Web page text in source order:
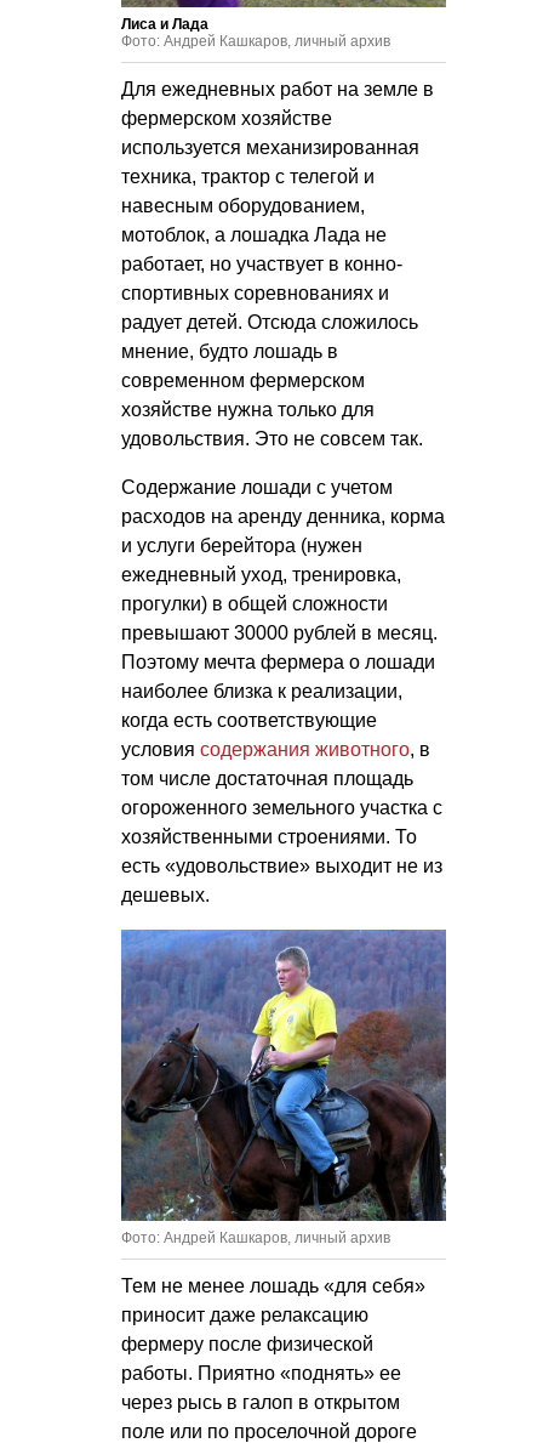
Лиса и Лада
Фото: Андрей Кашкаров, личный архив
Для ежедневных работ на земле в
фермерском хозяйстве
используется механизированная
техника, трактор с телегой и
навесным оборудованием,
мотоблок, а лошадка Лада не
работает, но участвует в конно-
спортивных соревнованиях и
радует детей. Отсюда сложилось
мнение, будто лошадь в
современном фермерском
хозяйстве нужна только для
удовольствия. Это не совсем так.
Содержание лошади с учетом
расходов на аренду денника, корма
и услуги берейтора (нужен
ежедневный уход, тренировка,
прогулки) в общей сложности
превышают 30000 рублей в месяц.
Поэтому мечта фермера о лошади
наиболее близка к реализации,
когда есть соответствующие
условия содержания животного, в
том числе достаточная площадь
огороженного земельного участка с
хозяйственными строениями. То
есть «удовольствие» выходит не из
дешевых.
Фото: Андрей Кашкаров, личный архив
Тем не менее лошадь «для себя»
приносит даже релаксацию
фермеру после физической
работы. Приятно «поднять» ее
через рысь в галоп в открытом
поле или по проселочной дороге